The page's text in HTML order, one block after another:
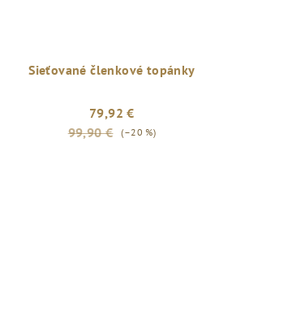
Sieťované členkové topánky
79,92 €
99,90 €
(–20 %)